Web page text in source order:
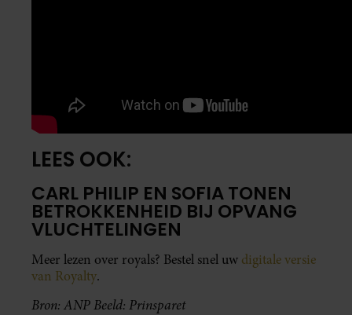
LEES OOK:
CARL PHILIP EN SOFIA TONEN
BETROKKENHEID BIJ OPVANG
VLUCHTELINGEN
Meer lezen over royals? Bestel snel uw digitale versie
van Royalty.
Bron: ANP Beeld: Prinsparet